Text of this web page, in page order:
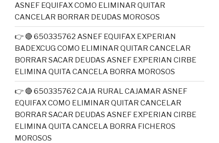
ASNEF EQUIFAX COMO ELIMINAR QUITAR
CANCELAR BORRAR DEUDAS MOROSOS
👉 🔴 650335762 ASNEF EQUIFAX EXPERIAN
BADEXCUG COMO ELIMINAR QUITAR CANCELAR
BORRAR SACAR DEUDAS ASNEF EXPERIAN CIRBE
ELIMINA QUITA CANCELA BORRA MOROSOS
👉 🔴 650335762 CAJA RURAL CAJAMAR ASNEF
EQUIFAX COMO ELIMINAR QUITAR CANCELAR
BORRAR SACAR DEUDAS ASNEF EXPERIAN CIRBE
ELIMINA QUITA CANCELA BORRA FICHEROS
MOROSOS